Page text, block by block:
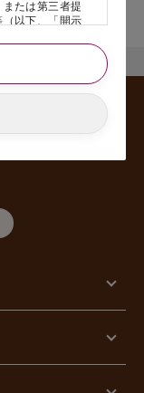
たは第三者提
以下、「開示
人であること
あることを確
。
置について
整備、漏えい
把握及び安全
講じていま
、従業員に定
ます。
子媒体等の盗
えい等の防